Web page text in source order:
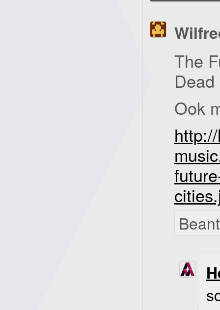
The
Ook